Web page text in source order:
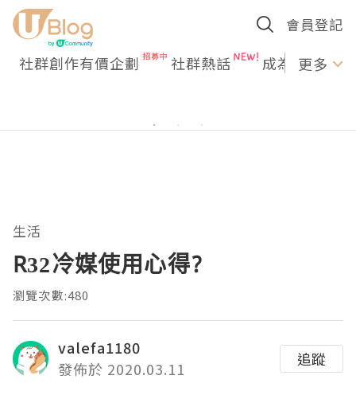
會員登記
社群創作有價企劃 社群熱話 成為U更多
生活
R32冷媒使用心得?
瀏覽次數:480
valefa1180
發佈於 2020.03.11
追蹤